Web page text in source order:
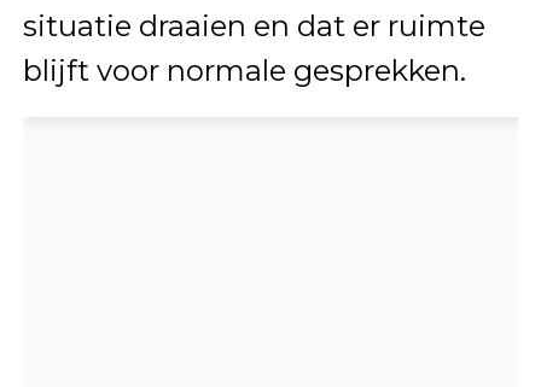
situatie draaien en dat er ruimte
blijft voor normale gesprekken.